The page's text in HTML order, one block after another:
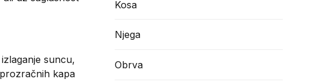
suncu,
kapa
Kosa
Njega
Obrva